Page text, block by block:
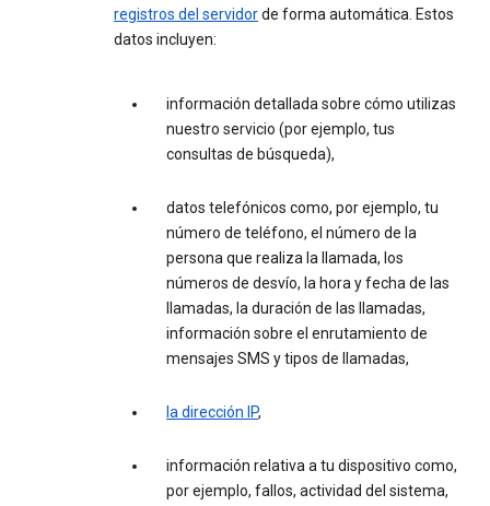
registros del servidorde forma automática. Estos
datos incluyen:
información detallada sobre cómo utilizas
nuestro servicio (por ejemplo, tus
consultas de búsqueda),
datos telefónicos como, por ejemplo, tu
número de teléfono, el número de la
persona que realiza la llamada, los
números de desvío, la hora y fecha de las
llamadas, la duración de las llamadas,
información sobre el enrutamiento de
mensajes SMS y tipos de llamadas,
la dirección IP,
información relativa a tu dispositivo como,
por ejemplo, fallos, actividad del sistema,